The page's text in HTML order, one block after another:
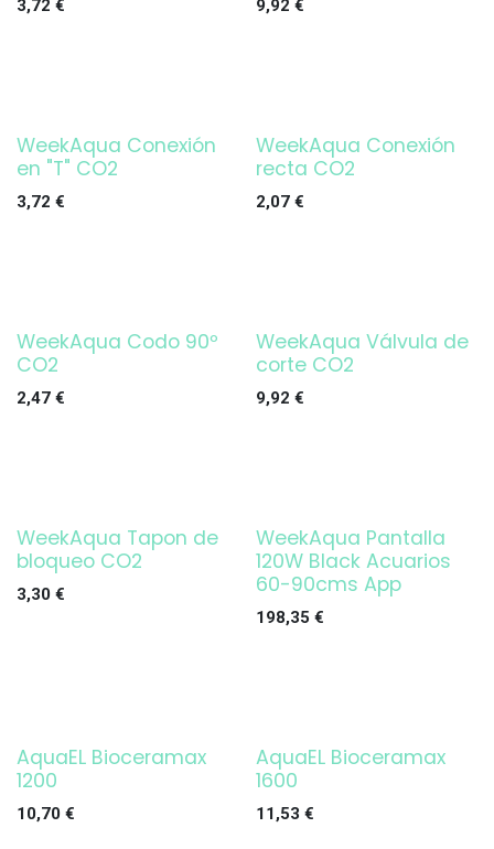
3,72 € 9,92 €
WeekAqua Conexión
en "T" CO2
3,72 €
WeekAqua Conexión
recta CO2
2,07€
WeekAqua Codo 90º
CO2
2,47 €
WeekAqua Válvula de
corte CO2
9,92 €
WeekAqua Tapon de
bloqueo CO2
3,30 €
¡OFERTA!
WeekAqua Pantalla
120W Black Acuarios
60-90cms App
198,35 €
AquaEL Bioceramax
1200
10,70 €
AquaEL Bioceramax
1600
11,53 €